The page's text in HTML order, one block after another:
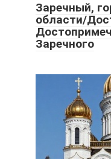
Заречный,
области/
Заречного